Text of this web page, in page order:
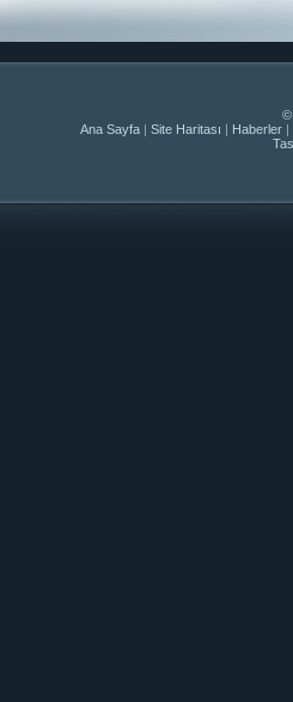
©
Ana Sayfa | Site Haritası | Haberler|